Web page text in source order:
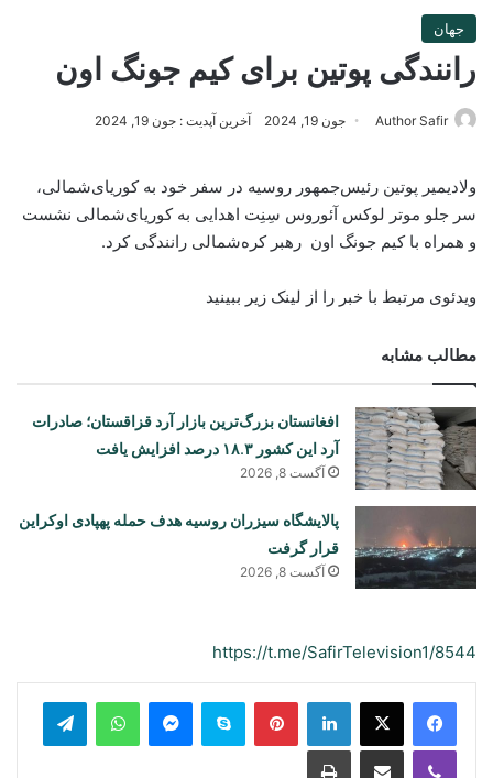
جهان
رانندگی پوتین برای کیم‌ جونگ اون
Author Safir جون 19, 2024 آخرین آپدیت : جون 19, 2024
ولادیمیر پوتین رئیس‌جمهور روسیه در سفر خود به کوریای‌شمالی،
سر جلو موتر لوکس آئوروس سِنِت اهدایی به کوریای‌شمالی نشست
و همراه با کیم جونگ اون رهبر کره‌شمالی رانندگی کرد.
ویدئوی مرتبط با خبر را از لینک زیر ببینید
مطالب مشابه
افغانستان بزرگ‌ترین بازار آرد قزاقستان؛ صادرات
آرد این کشور ۱۸.۳ درصد افزایش یافت
آگست 8, 2026
پالایشگاه سیزران روسیه هدف حمله پهپادی اوکراین
قرار گرفت
آگست 8, 2026
https://t.me/SafirTelevision1/8544
LinkedIn
Pinterest
Skype
Messenger
WhatsApp
Viber
Share via Email
Print